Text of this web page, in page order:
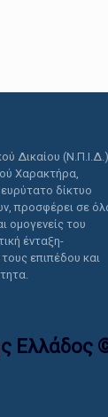
Δικαίου (Ν.Π.Ι.Δ.)
Χαρακτήρα,
δίκτυο
προσφέρει σε
ομογενείς του
ένταξη-
επιπέδου και
Ελλάδoς